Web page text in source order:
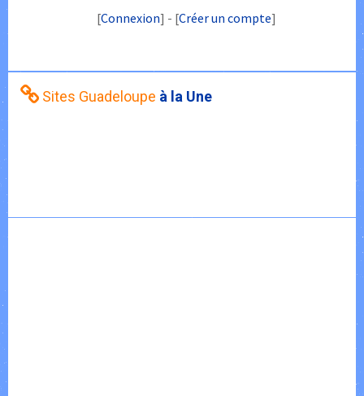
[Connexion] - [Créer un compte]
Sites Guadeloupe à la Une